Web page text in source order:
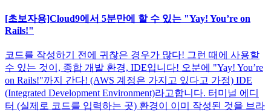
[초보자용]Cloud9에서 5분만에 할 수 있는 "Yay! You’re on
Rails!"
코드를 작성하기 전에 귀찮은 경우가 많다! 그런 때에 사용할
수 있는 것이, 종합 개발 환경, IDE입니다! 오분에 "Yay! You’re
on Rails!"까지 간다! (AWS 계정은 가지고 있다고 가정) IDE
(Integrated Development Environment)라고합니다. 터미널 에디
터 (실제로 코드를 입력하는 곳) 환경이 이미 작성된 것을 브라